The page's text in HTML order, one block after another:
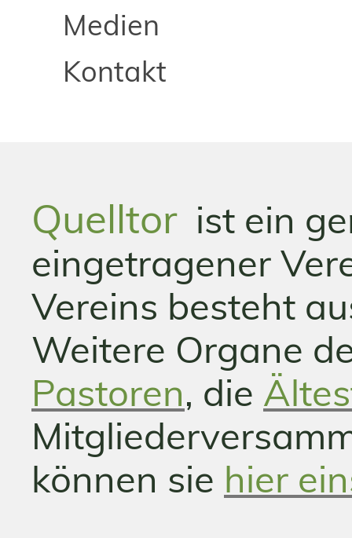
Medien
Kontakt
Quelltorist ein
eingetragener
Vereins besteht
Weitere Organe
Pastoren, die
können sie hier